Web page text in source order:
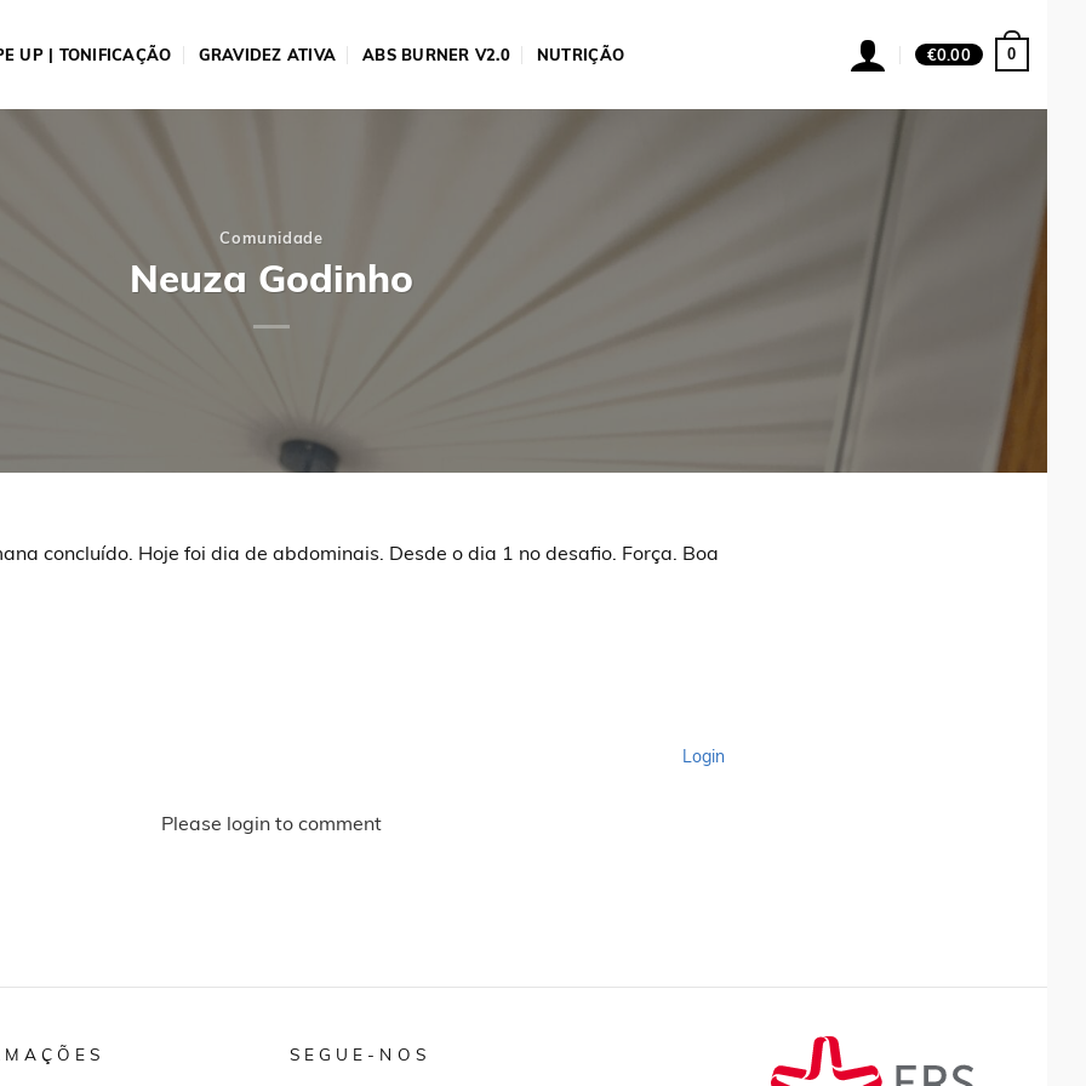
UP | TONIFICAÇÃO GRAVIDEZ ATIVA ABS BURNER V2.0 NUTRIÇÃO €0.00 0
Comunidade
Neuza Godinho
concluído. Hoje foi dia de abdominais. Desde o dia 1 no desafio. Força. Boa
Login
Please login to comment
SEGUE-NOS